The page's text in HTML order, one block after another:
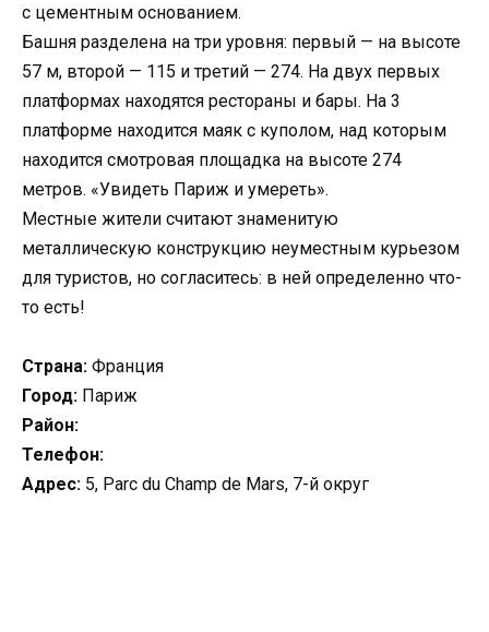
с цементным основанием.
Башня разделена на три уровня: первый — на высоте
57 м, второй — 115 и третий — 274. На двух первых
платформах находятся рестораны и бары. На 3
платформе находится маяк с куполом, над которым
находится смотровая площадка на высоте 274
метров. «Увидеть Париж и умереть».
Местные жители считают знаменитую
металлическую конструкцию неуместным курьезом
для туристов, но согласитесь: в ней определенно что-
то есть!
Страна: Франция
Город: Париж
Район:
Телефон:
Адрес: 5, Parc du Champ de Mars, 7-й округ